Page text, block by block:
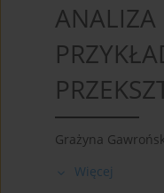
ANALIZA
Grażyna
Więcej